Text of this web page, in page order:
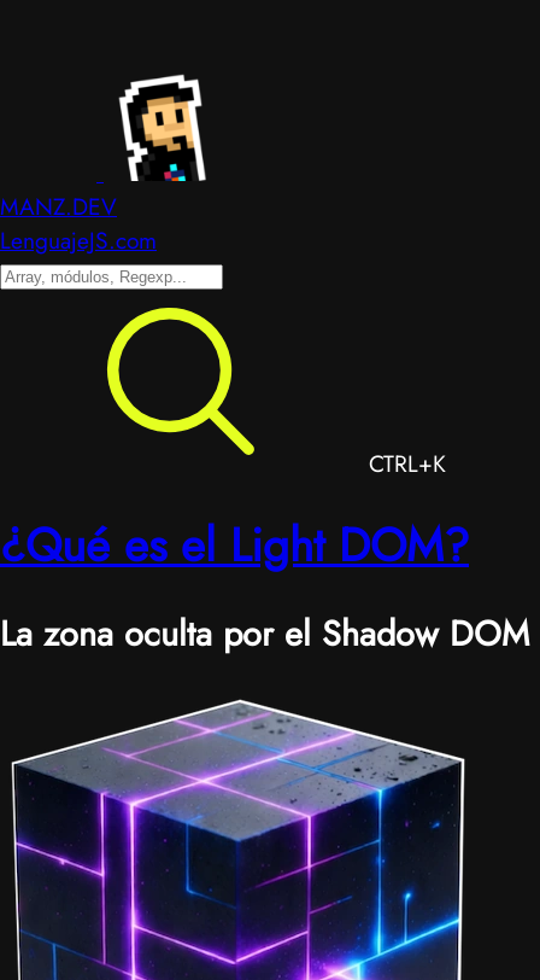
MANZ.DEV
LenguajeJS.com
CTRL+K
¿Qué es el Light DOM?
La zona oculta por el Shadow DOM|